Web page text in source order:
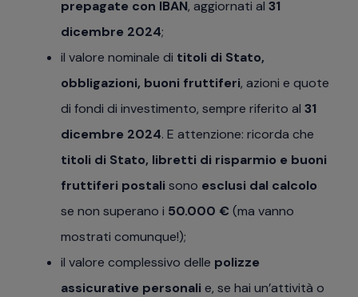
prepagate con IBAN, aggiornati al 31
dicembre 2024;
il valore nominale di titoli di Stato,
obbligazioni, buoni fruttiferi, azioni e quote
di fondi di investimento, sempre riferito al 31
dicembre 2024. E attenzione: ricorda che
titoli di Stato, libretti di risparmio e buoni
fruttiferi postali sono esclusi dal calcolo
se non superano i 50.000 € (ma vanno
mostrati comunque!);
il valore complessivo delle polizze
assicurative personali e, se hai un’attività o